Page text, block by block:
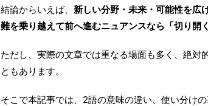
結論からいえば、 新しい分野・未来・可能性を広
難を乗り越えて前へ進むニュアンスなら「切り開く
ただし、実際の文章では重なる場面も多く、絶対
ともあります。
そこで本記事では、2語の意味の違い、使い分け